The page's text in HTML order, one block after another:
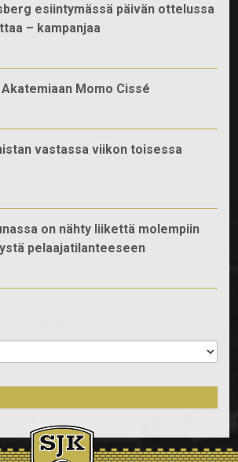
esiintymässä päivän ottelussa
– kampanjaa
Momo Cissé
vastassa viikon toisessa
on nähty liikettä molempiin
pelaajatilanteeseen